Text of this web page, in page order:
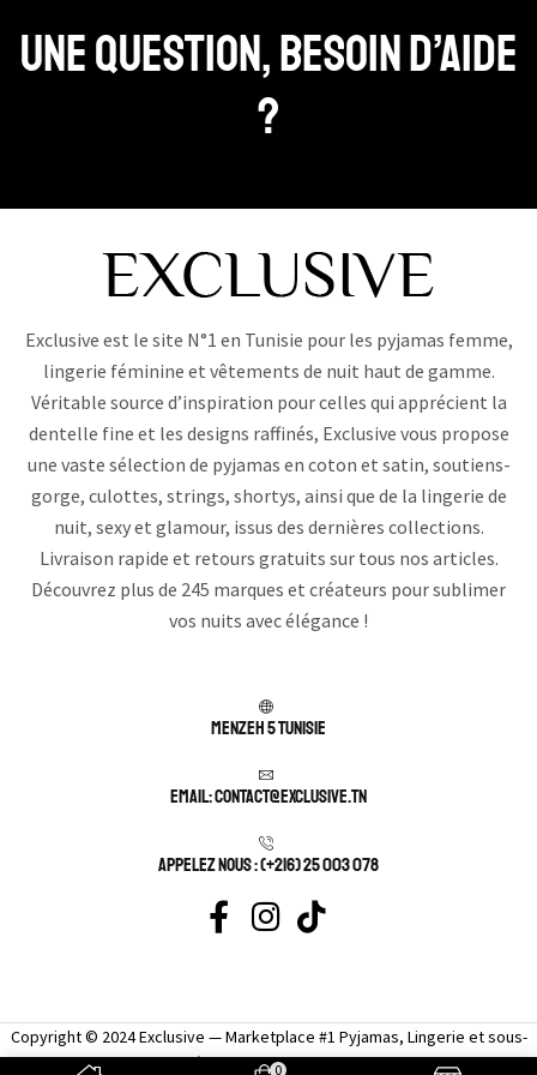
Une question, Besoin d’aide
?
Exclusive est le site N°1 en Tunisie pour les pyjamas femme,
lingerie féminine et vêtements de nuit haut de gamme.
Véritable source d’inspiration pour celles qui apprécient la
dentelle fine et les designs raffinés, Exclusive vous propose
une vaste sélection de pyjamas en coton et satin, soutiens-
gorge, culottes, strings, shortys, ainsi que de la lingerie de
nuit, sexy et glamour, issus des dernières collections.
Livraison rapide et retours gratuits sur tous nos articles.
Découvrez plus de 245 marques et créateurs pour sublimer
vos nuits avec élégance !
Menzeh 5 TUNISIE
Email: contact@exclusive.tn
APPELEZ NOUS : (+216) 25 003 078
Copyright © 2024 Exclusive — Marketplace #1 Pyjamas, Lingerie et sous-
vêtement femme sexy.
0